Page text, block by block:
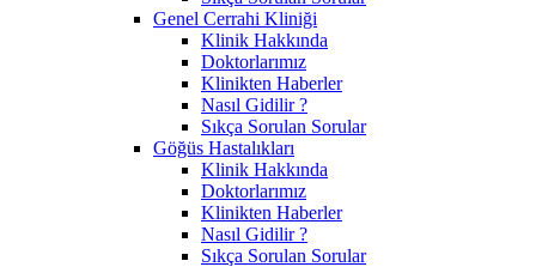
Genel Cerrahi Kliniği
Klinik Hakkında
Doktorlarımız
Klinikten Haberler
Nasıl Gidilir ?
Sıkça Sorulan Sorular
Göğüs Hastalıkları
Klinik Hakkında
Doktorlarımız
Klinikten Haberler
Nasıl Gidilir ?
Sıkça Sorulan Sorular